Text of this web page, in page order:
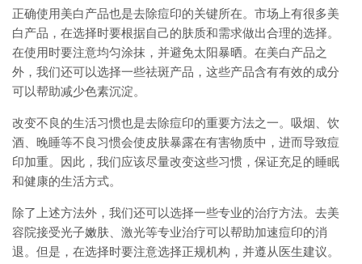
正确使用美白产品也是去除痘印的关键所在。市场上有很多美
白产品，在选择时要根据自己的肤质和需求做出合理的选择。
在使用时要注意均匀涂抹，并避免太阳暴晒。在美白产品之
外，我们还可以选择一些祛斑产品，这些产品含有有效的成分
可以帮助减少色素沉淀。
改变不良的生活习惯也是去除痘印的重要方法之一。吸烟、饮
酒、晚睡等不良习惯会使皮肤暴露在有害物质中，进而导致痘
印加重。因此，我们应该尽量改变这些习惯，保证充足的睡眠
和健康的生活方式。
除了上述方法外，我们还可以选择一些专业的治疗方法。去美
容院接受光子嫩肤、激光等专业治疗可以帮助加速痘印的消
退。但是，在选择时要注意选择正规机构，并遵从医生建议。